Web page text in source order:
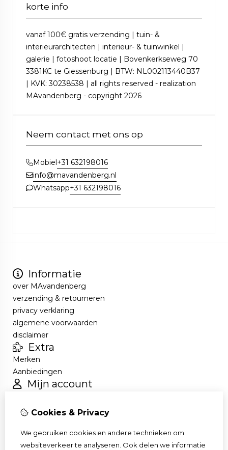
korte info
vanaf 100€ gratis verzending | tuin- &
interieurarchitecten | interieur- & tuinwinkel |
galerie | fotoshoot locatie | Bovenkerkseweg 70
3381KC te Giessenburg | BTW: NL002113440B37
| KVK: 30238538 | all rights reserved - realization
MAvandenberg - copyright 2026
Neem contact met ons op
Mobiel+31 632198016
info@mavandenberg.nl
Whatsapp+31 632198016
Informatie
over MAvandenberg
verzending & retourneren
privacy verklaring
algemene voorwaarden
disclaimer
Extra
Merken
Aanbiedingen
Mijn account
Bestelhistorie
Nieuwsbrief
Klantenservice
Cookies & Privacy
We gebruiken cookies en andere technieken om
websiteverkeer te analyseren. Ook delen we informatie